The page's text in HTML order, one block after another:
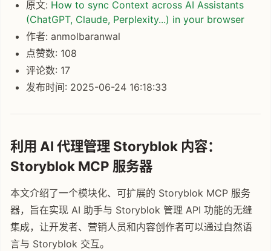
原文: How to sync Context across AI Assistants
(ChatGPT, Claude, Perplexity...) in your browser
作者: anmolbaranwal
点赞数: 108
评论数: 17
发布时间: 2025-06-24 16:18:33
利用 AI 代理管理 Storyblok 内容：
Storyblok MCP 服务器
本文介绍了一个模块化、可扩展的 Storyblok MCP 服务
器，旨在实现 AI 助手与 Storyblok 管理 API 功能的无缝
集成，让开发者、营销人员和内容创作者可以通过自然语
言与 Storyblok 交互。